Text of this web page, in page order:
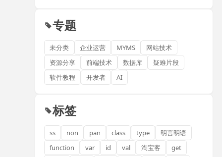
专题
未分类 企业运营 MYMS
网站技术
资源分享
前端技术 数据库
疑难片段
软件教程
开发者 AI
标签
ss non pan class type
明言明语
function
var id val 淘宝客
get